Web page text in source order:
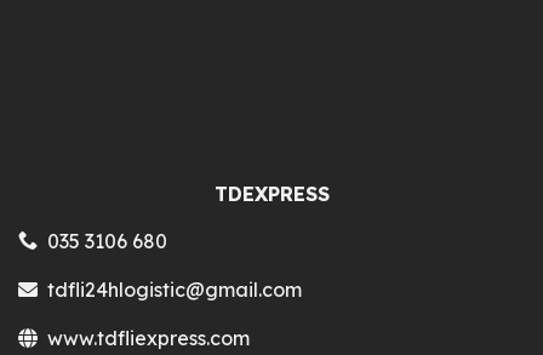
TDEXPRESS
035 3106 680
tdfli24hlogistic@gmail.com
www.tdfliexpress.com